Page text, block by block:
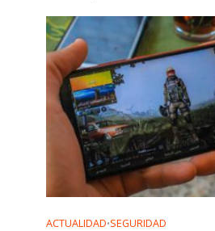
ACTUALIDAD•SEGURIDAD